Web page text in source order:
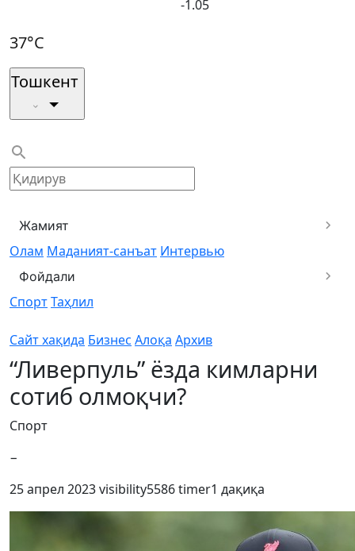
-1.05
37°C
Тошкент
Жамият
Олам Маданият-санъат Интервью
Фойдали
СпортТаҳлил
Сайт хақида Бизнес Алоқа Архив
“Ливерпуль” ёзда кимларни
сотиб олмоқчи?
Спорт
−
25 апрел 2023visibility5586timer1 дақиқа